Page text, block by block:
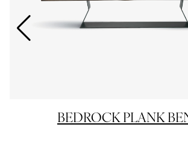
BEDROCK PLANK